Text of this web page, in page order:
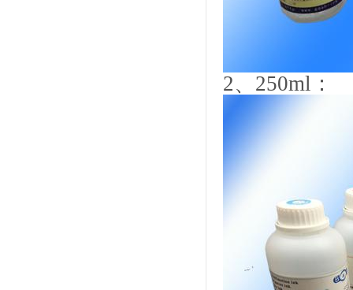
2、 250ml ：